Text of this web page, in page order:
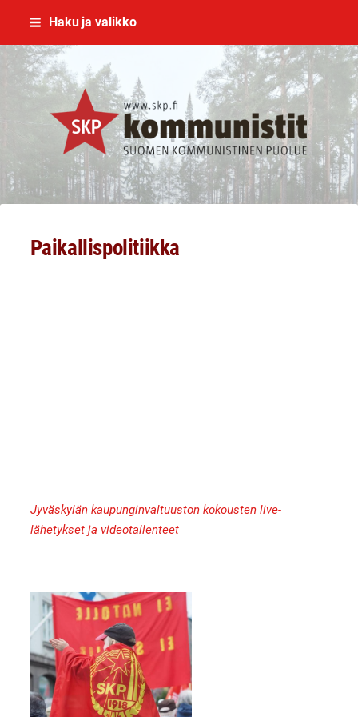
Siirry
sisältöön
Haku ja valikko
SKP Jyväskylä
Paikallispolitiikka
Jyväskylän kaupunginvaltuuston kokousten live-
lähetykset ja videotallenteet